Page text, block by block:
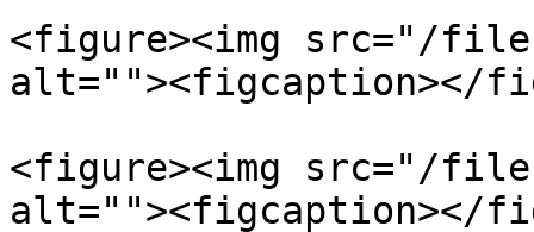
<figure><img src="/files/
alt=""><figcaption></
<figure><img src="/files/